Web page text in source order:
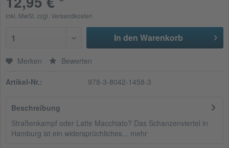
inkl. MwSt. zzgl. Versandkosten
1 In den Warenkorb
Merken Bewerten
Artikel-Nr.: 978-3-8042-1458-3
Beschreibung
Straßenkampf oder Latte Macchiato? Das Schanzenviertel in
Hamburg ist ein widersprüchliches... mehr